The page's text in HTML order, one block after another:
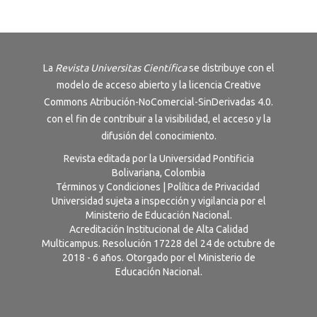
La Revista Universitas Científicase distribuye con el
modelo de acceso abierto y la licencia Creative
Commons Atribución-NoComercial-SinDerivadas 4.0.
con el fin de contribuir a la visibilidad, el acceso y la
difusión del conocimiento.
Revista editada por la Universidad Pontificia
Bolivariana, Colombia
Términos y Condiciones | Política de Privacidad
Universidad sujeta a inspección y vigilancia por el
Ministerio de Educación Nacional.
Acreditación Institucional de Alta Calidad
Multicampus. Resolución 17228 del 24 de octubre de
2018 - 6 años. Otorgado por el Ministerio de
Educación Nacional.